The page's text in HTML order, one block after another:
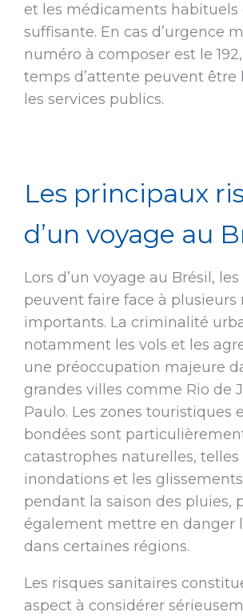
et les médicaments
suffisante. En cas d’urgence
numéro à composer est le
temps d’attente peuvent être
les services publics.
Les principaux
d’un voyage au
Lors d’un voyage au Brésil,
peuvent faire face à plusieurs
importants. La criminalité
notamment les vols et les
une préoccupation majeure
grandes villes comme Rio de
Paulo. Les zones touristiques
bondées sont
catastrophes naturelles, telles
inondations et les
pendant la saison des pluies,
également mettre en danger
dans certaines régions.
Les risques sanitaires
aspect à considérer